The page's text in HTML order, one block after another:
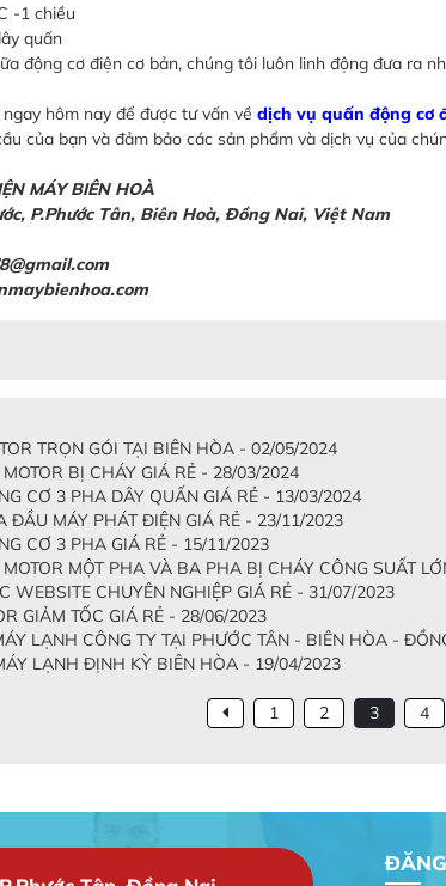
-1 chiều
quấn
động cơ điện cơ bản, chúng tôi luôn linh động đưa ra
hôm nay để được tư vấn về dịch vụ quấn động cơ
của bạn và đảm bảo các sản phẩm và dịch vụ của
MÁY BIÊN HOÀ
P.Phước Tân, Biên Hoà, Đồng Nai, Việt Nam
TRỌN GÓI TẠI BIÊN HÒA - 02/05/2024
BỊ CHÁY GIÁ RẺ - 28/03/2024
CƠ 3 PHA DÂY QUẤN GIÁ RẺ - 13/03/2024
ĐẦU MÁY PHÁT ĐIỆN GIÁ RẺ - 23/11/2023
CƠ 3 PHA GIÁ RẺ - 15/11/2023
MỘT PHA VÀ BA PHA BỊ CHÁY CÔNG SUẤT
WEBSITE CHUYÊN NGHIỆP GIÁ RẺ - 31/07/2023
GIẢM TỐC GIÁ RẺ - 28/06/2023
LẠNH CÔNG TY TẠI PHƯỚC TÂN - BIÊN HÒA -
LẠNH ĐỊNH KỲ BIÊN HÒA - 19/04/2023
1 2 3 4